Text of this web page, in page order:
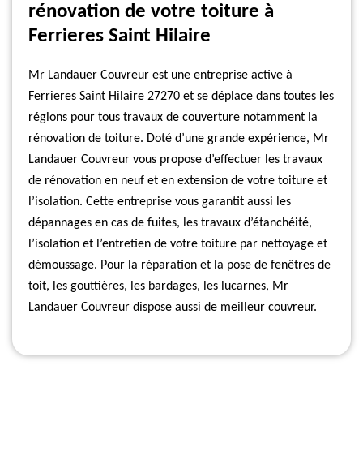
rénovation de votre toiture à
Ferrieres Saint Hilaire
Mr Landauer Couvreur est une entreprise active à
Ferrieres Saint Hilaire 27270 et se déplace dans toutes les
régions pour tous travaux de couverture notamment la
rénovation de toiture. Doté d’une grande expérience, Mr
Landauer Couvreur vous propose d’effectuer les travaux
de rénovation en neuf et en extension de votre toiture et
l’isolation. Cette entreprise vous garantit aussi les
dépannages en cas de fuites, les travaux d’étanchéité,
l’isolation et l’entretien de votre toiture par nettoyage et
démoussage. Pour la réparation et la pose de fenêtres de
toit, les gouttières, les bardages, les lucarnes, Mr
Landauer Couvreur dispose aussi de meilleur couvreur.